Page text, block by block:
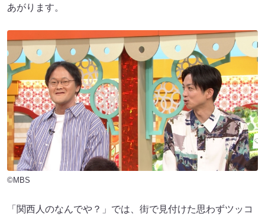
あがります。
©MBS
「関西人のなんでや？」では、街で見付けた思わずツッコ